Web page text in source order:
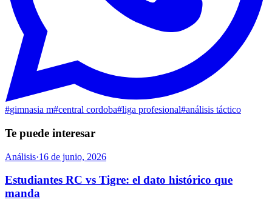
#gimnasia m#central cordoba#liga profesional#análisis táctico
Te puede interesar
Análisis·16 de junio, 2026
Estudiantes RC vs Tigre: el dato histórico que
manda